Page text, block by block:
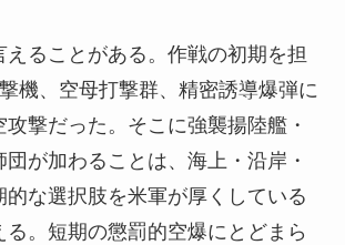
えることがある。作戦の初期を担
機、空母打撃群、精密誘導爆弾に
攻撃だった。そこに強襲揚陸艦・
が加わることは、海上・沿岸・
的な選択肢を米軍が厚くしている
る。短期の懲罰的空爆にとどまら